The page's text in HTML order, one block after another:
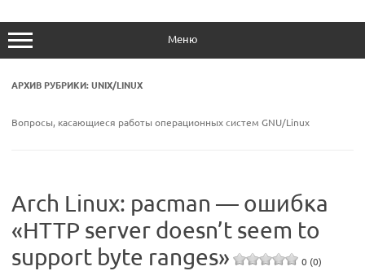
Меню
АРХИВ РУБРИКИ:UNIX/LINUX
Вопросы, касающиеся работы операционных систем GNU/Linux
Arch Linux: pacman — ошибка
«HTTP server doesn’t seem to
support byte ranges»
0 (0)